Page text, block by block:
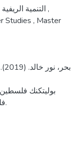
التنمية ,
Studies , Master
بوليتكنك